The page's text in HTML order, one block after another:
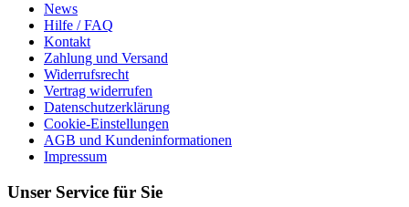
News
Hilfe / FAQ
Kontakt
Zahlung und Versand
Widerrufsrecht
Vertrag widerrufen
Datenschutzerklärung
Cookie-Einstellungen
AGB und Kundeninformationen
Impressum
Unser Service für Sie